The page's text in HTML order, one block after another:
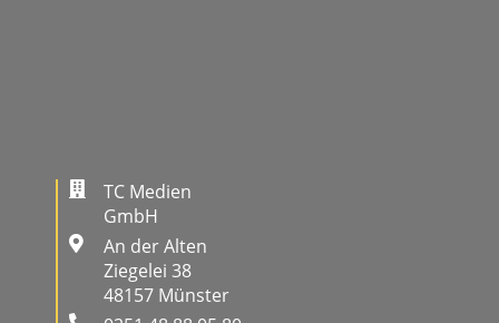
TC Medien
GmbH
An der Alten
Ziegelei 38
48157 Münster